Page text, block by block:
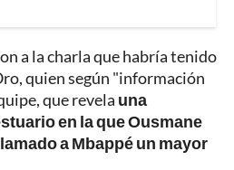
a la charla que habría tenido
quien según "información
que revela una
en la que Ousmane
a Mbappé un mayor